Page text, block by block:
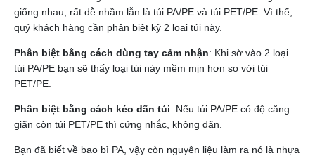
giống nhau, rất dễ nhầm lẫn là túi PA/PE và túi PET/PE. Vì thế,
quý khách hàng cần phân biệt kỹ 2 loại túi này.
Phân biệt bằng cách dùng tay cảm nhận: Khi sờ vào 2 loại
túi PA/PE bạn sẽ thấy loại túi này mềm mịn hơn so với túi
PET/PE.
Phân biệt bằng cách kéo dãn túi: Nếu túi PA/PE có độ căng
giãn còn túi PET/PE thì cứng nhắc, không dãn.
Bạn đã biết về bao bì PA, vậy còn nguyên liệu làm ra nó là nhựa